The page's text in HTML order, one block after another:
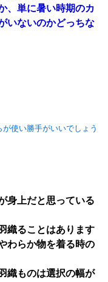
、単に暑い時期のカ
いないのかどっちな
使い勝手がいいでしょう
身上だと思っている
織ることはあります
わらか物を着る時の
織ものは選択の幅が